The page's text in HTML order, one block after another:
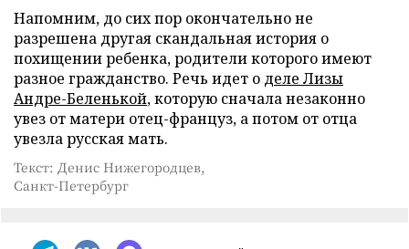
Напомним, до сих пор окончательно не
разрешена другая скандальная история о
похищении ребенка, родители которого имеют
разное гражданство. Речь идет о деле Лизы
Андре-Беленькой, которую сначала незаконно
увез от матери отец-француз, а потом от отца
увезла русская мать.
Текст: Денис Нижегородцев,
Санкт-Петербург